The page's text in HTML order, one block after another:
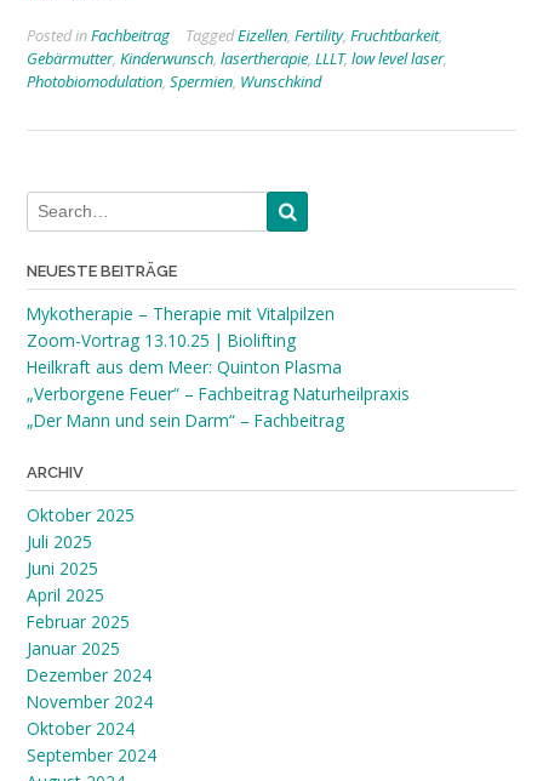
Posted inFachbeitrag TaggedEizellen, Fertility, Fruchtbarkeit,
Gebärmutter, Kinderwunsch, lasertherapie, LLLT, low level laser,
Photobiomodulation, Spermien, Wunschkind
NEUESTE BEITRÄGE
Mykotherapie – Therapie mit Vitalpilzen
Zoom-Vortrag 13.10.25 | Biolifting
Heilkraft aus dem Meer: Quinton Plasma
„Verborgene Feuer“ – Fachbeitrag Naturheilpraxis
„Der Mann und sein Darm“ – Fachbeitrag
ARCHIV
Oktober 2025
Juli 2025
Juni 2025
April 2025
Februar 2025
Januar 2025
Dezember 2024
November 2024
Oktober 2024
September 2024